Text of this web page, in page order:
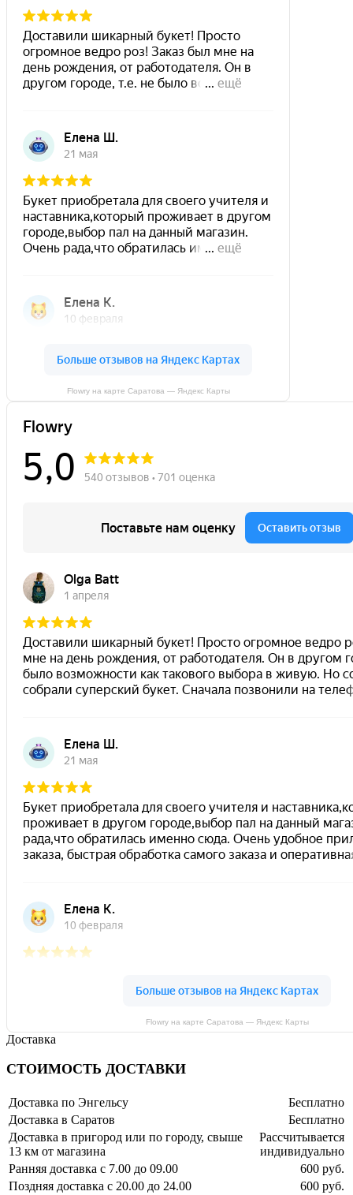
Flowry на карте Саратова — Яндекс Карты
Flowry на карте Саратова — Яндекс Карты
Доставка
СТОИМОСТЬ ДОСТАВКИ
Доставка по Энгельсу
Бесплатно
Доставка в Саратов
Бесплатно
Доставка в пригород или по городу, свыше
13 км от магазина
Рассчитывается
индивидуально
Ранняя доставка с 7.00 до 09.00
600 руб.
Поздняя доставка с 20.00 до 24.00
600 руб.